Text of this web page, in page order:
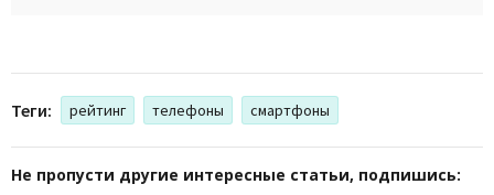
Теги: рейтинг телефоны смартфоны
Не пропусти другие интересные статьи, подпишись: